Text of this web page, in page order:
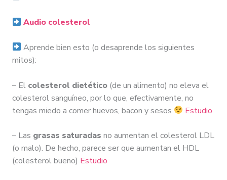
Audio colesterol
Aprende bien esto (o desaprende los siguientes
mitos):
– El colesterol dietético (de un alimento) no eleva el
colesterol sanguíneo, por lo que, efectivamente, no
tengas miedo a comer huevos, bacon y sesos
Estudio
– Las grasas saturadas no aumentan el colesterol LDL
(o malo). De hecho, parece ser que aumentan el HDL
(colesterol bueno) Estudio